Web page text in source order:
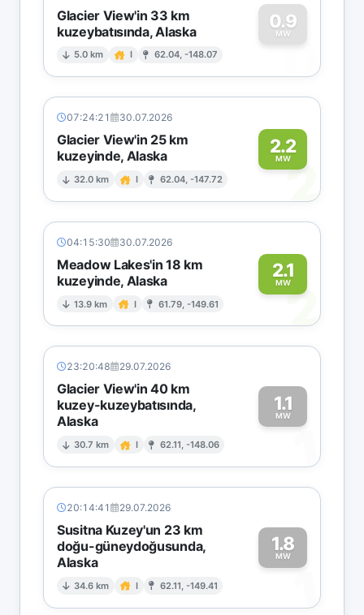
Glacier View'in 33 km
kuzeybatısında, Alaska
5.0 km I 62.04, -148.07
0.9
MW
0
07:24:21 30.07.2026
Glacier View'in 25 km
kuzeyinde, Alaska
32.0 km I 62.04, -147.72
2.2
MW2
04:15:30 30.07.2026
Meadow Lakes'in 18 km
kuzeyinde, Alaska
13.9 km I 61.79, -149.61
2.1
MW2
23:20:48 29.07.2026
Glacier View'in 40 km
kuzey-kuzeybatısında,
Alaska
30.7 km I 62.11, -148.06
1.1
MW
1
20:14:41 29.07.2026
Susitna Kuzey'un 23 km
doğu-güneydoğusunda,
Alaska
34.6 km I 62.11, -149.41
1.8
MW
1